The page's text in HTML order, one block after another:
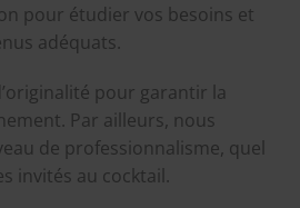
pour étudier vos besoins et
adéquats.
pour garantir la
Par ailleurs, nous
de professionnalisme, quel
invités au cocktail.